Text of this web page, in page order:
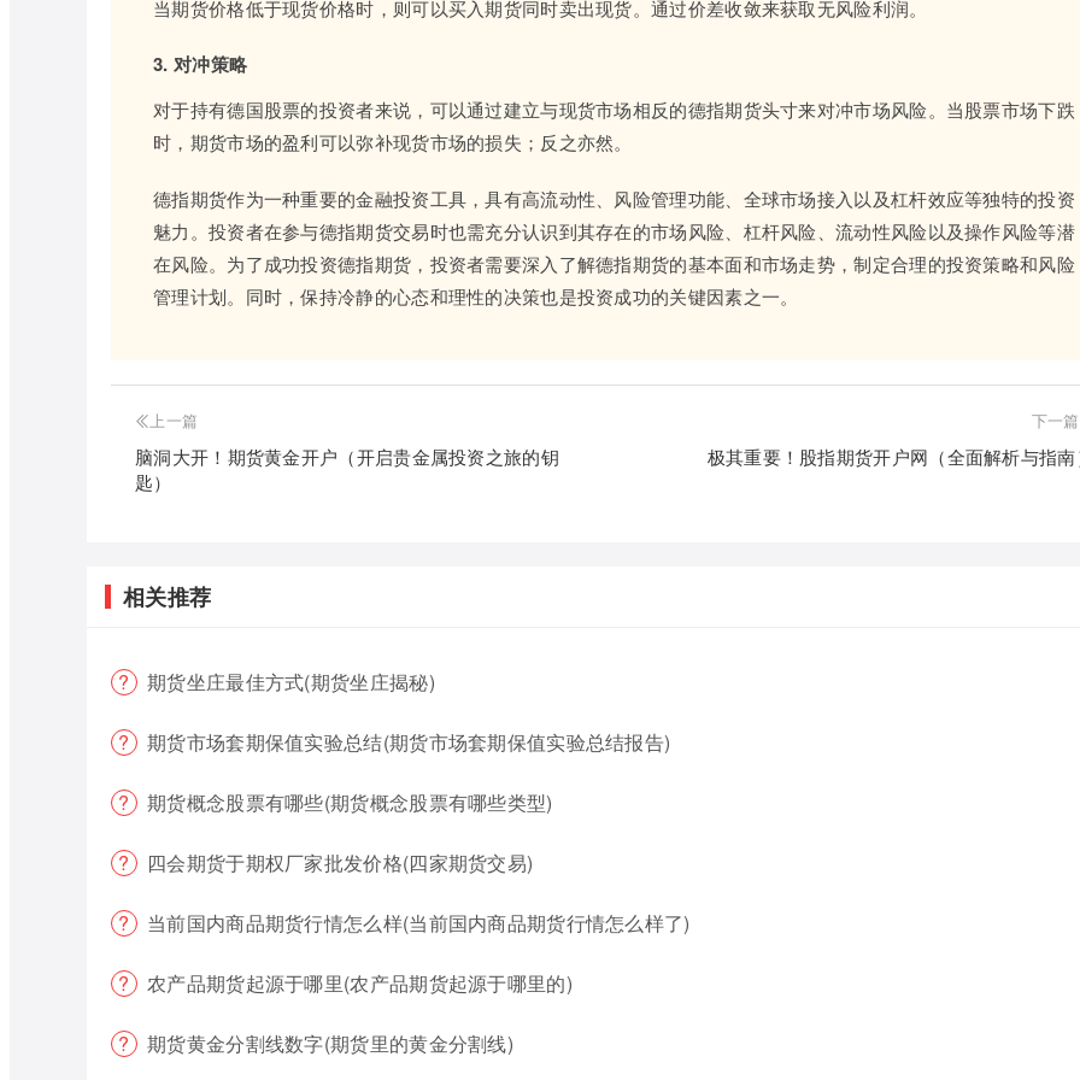
当期货价格低于现货价格时，则可以买入期货同时卖出现货。通过价差收敛来获取无风险利润。
3. 对冲策略
对于持有德国股票的投资者来说，可以通过建立与现货市场相反的德指期货头寸来对冲市场风险。当股票市场下跌
时，期货市场的盈利可以弥补现货市场的损失；反之亦然。
德指期货作为一种重要的金融投资工具，具有高流动性、风险管理功能、全球市场接入以及杠杆效应等独特的投资
魅力。投资者在参与德指期货交易时也需充分认识到其存在的市场风险、杠杆风险、流动性风险以及操作风险等潜
在风险。为了成功投资德指期货，投资者需要深入了解德指期货的基本面和市场走势，制定合理的投资策略和风险
管理计划。同时，保持冷静的心态和理性的决策也是投资成功的关键因素之一。
上一篇
脑洞大开！期货黄金开户（开启贵金属投资之旅的钥
匙）
下一篇
极其重要！股指期货开户网（全面解析与指
相关推荐
期货坐庄最佳方式(期货坐庄揭秘)
期货市场套期保值实验总结(期货市场套期保值实验总结报告)
期货概念股票有哪些(期货概念股票有哪些类型)
四会期货于期权厂家批发价格(四家期货交易)
当前国内商品期货行情怎么样(当前国内商品期货行情怎么样了)
农产品期货起源于哪里(农产品期货起源于哪里的)
期货黄金分割线数字(期货里的黄金分割线)